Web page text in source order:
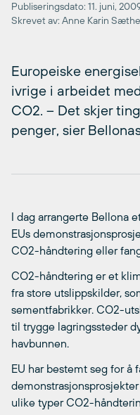
Publiseringsdato: 11. juni,
Skrevet av: Anne Karin
Europeiske
ivrige i arbeidet
CO2. – Det skjer
penger, sier
I dag arrangerte Bellona
EUs
CO2-håndtering eller
CO2-håndtering er et
fra store utslippskilder,
sementfabrikker. CO2-
til trygge lagringssteder
havbunnen.
EU har bestemt seg for å
ulike typer CO2-